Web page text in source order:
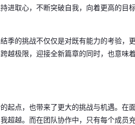
进取心，不断突破自我，向着更高的目
季的挑战不仅仅是对既有能力的考验，
越极限，迎接全新篇章的同时，也意味
起点，也带来了更大的挑战与机遇。在
越。而在团队协作中，只有每个成员